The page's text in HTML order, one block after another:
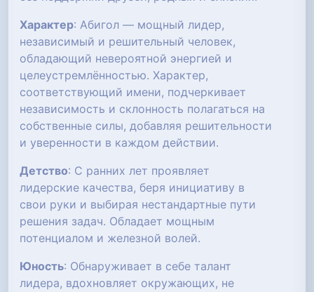
Характер: Абигол — мощный лидер,
независимый и решительный человек,
обладающий невероятной энергией и
целеустремлённостью. Характер,
соответствующий имени, подчеркивает
независимость и склонность полагаться на
собственные силы, добавляя решительности
и уверенности в каждом действии.
Детство: С ранних лет проявляет
лидерские качества, беря инициативу в
свои руки и выбирая нестандартные пути
решения задач. Обладает мощным
потенциалом и железной волей.
Юность: Обнаруживает в себе талант
лидера, вдохновляет окружающих, не